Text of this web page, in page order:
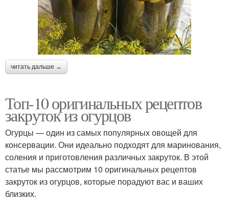
читать дальше →
Топ-10 оригинальных рецептов
закруток из огурцов
Огурцы — один из самых популярных овощей для
консервации. Они идеально подходят для маринования,
соления и приготовления различных закруток. В этой
статье мы рассмотрим 10 оригинальных рецептов
закруток из огурцов, которые порадуют вас и ваших
близких.